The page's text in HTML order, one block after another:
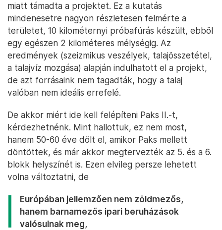
miatt támadta a projektet. Ez a kutatás
mindenesetre nagyon részletesen felmérte a
területet, 10 kilométernyi próbafúrás készült, ebből
egy egészen 2 kilométeres mélységig. Az
eredmények (szeizmikus veszélyek, talajösszetétel,
a talajvíz mozgása) alapján indulhatott el a projekt,
de azt forrásaink nem tagadták, hogy a talaj
valóban nem ideális errefelé.
De akkor miért ide kell felépíteni Paks II.-t,
kérdezhetnénk. Mint hallottuk, ez nem most,
hanem 50-60 éve dőlt el, amikor Paks mellett
döntöttek, és már akkor megtervezték az 5. és a 6.
blokk helyszínét is. Ezen elvileg persze lehetett
volna változtatni, de
Európában jellemzően nem zöldmezős,
hanem barnamezős ipari beruházások
valósulnak meg,